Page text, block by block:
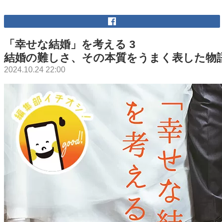
「幸せな結婚」を考える 3
結婚の難しさ、その本質をうまく表した
2024.10.24 22:00